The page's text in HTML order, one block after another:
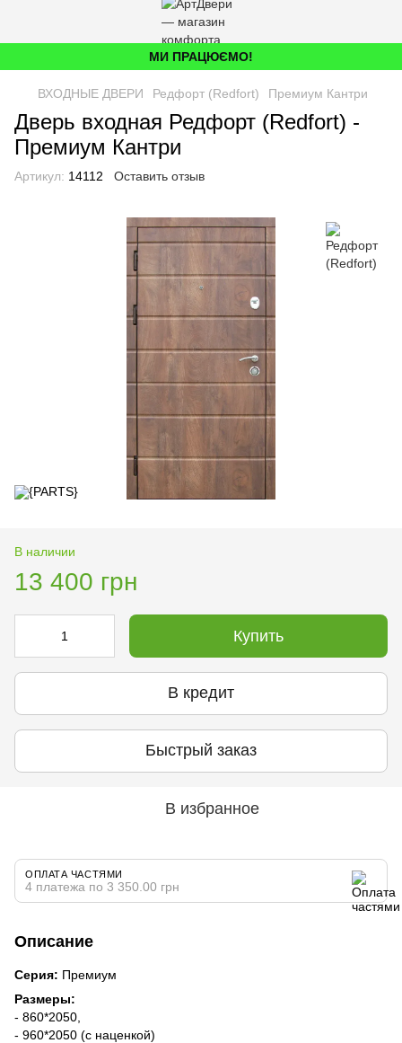
МИ ПРАЦЮЄМО!
ВХОДНЫЕ ДВЕРИ Редфорт (Redfort) Премиум Кантри
Дверь входная Редфорт (Redfort) -
Премиум Кантри
Артикул: 14112 Оставить отзыв
В наличии
13 400 грн
Купить
В кредит
Быстрый заказ
В избранное
ОПЛАТА ЧАСТЯМИ
4 платежа по 3 350.00 грн
Описание
Серия: Премиум
Размеры:
- 860*2050,
- 960*2050 (с наценкой)